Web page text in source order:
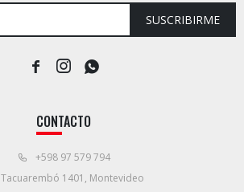
CONTACTO
+598 97 579 794
Tacuarembó 1401, Montevideo
SUSCRIBIRME
  